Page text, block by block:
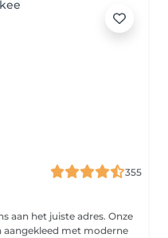
355
aan het juiste adres. Onze
aangekleed met moderne